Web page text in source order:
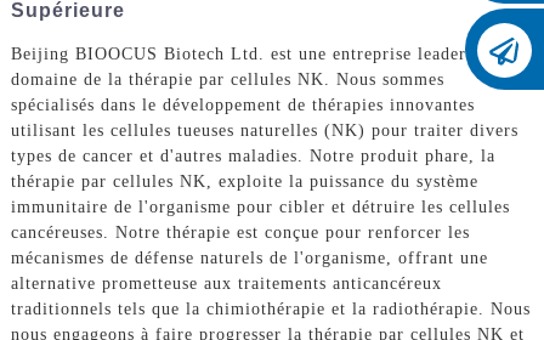
Supérieure
Beijing BIOOCUS Biotech Ltd. est une entreprise leader dans le
domaine de la thérapie par cellules NK. Nous sommes
spécialisés dans le développement de thérapies innovantes
utilisant les cellules tueuses naturelles (NK) pour traiter divers
types de cancer et d'autres maladies. Notre produit phare, la
thérapie par cellules NK, exploite la puissance du système
immunitaire de l'organisme pour cibler et détruire les cellules
cancéreuses. Notre thérapie est conçue pour renforcer les
mécanismes de défense naturels de l'organisme, offrant une
alternative prometteuse aux traitements anticancéreux
traditionnels tels que la chimiothérapie et la radiothérapie. Nous
nous engageons à faire progresser la thérapie par cellules NK et